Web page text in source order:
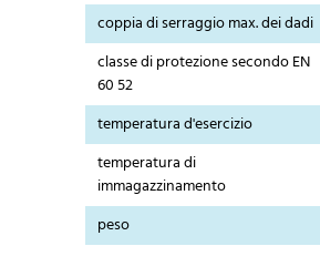
coppia di serraggio max. dei dadi
classe di protezione secondo EN
60 52
temperatura d'esercizio
temperatura di
immagazzinamento
peso